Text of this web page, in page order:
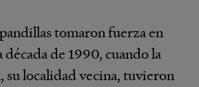
tomaron fuerza en
de 1990, cuando la
su localidad vecina, tuvieron